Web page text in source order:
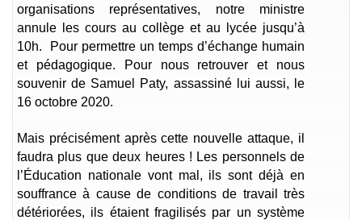
organisations représentatives, notre ministre
annule les cours au collège et au lycée jusqu’à
10h. Pour permettre un temps d’échange humain
et pédagogique. Pour nous retrouver et nous
souvenir de Samuel Paty, assassiné lui aussi, le
16 octobre 2020.
Mais précisément après cette nouvelle attaque, il
faudra plus que deux heures ! Les personnels de
l’Éducation nationale vont mal, ils sont déjà en
souffrance à cause de conditions de travail très
détériorées, ils étaient fragilisés par un système